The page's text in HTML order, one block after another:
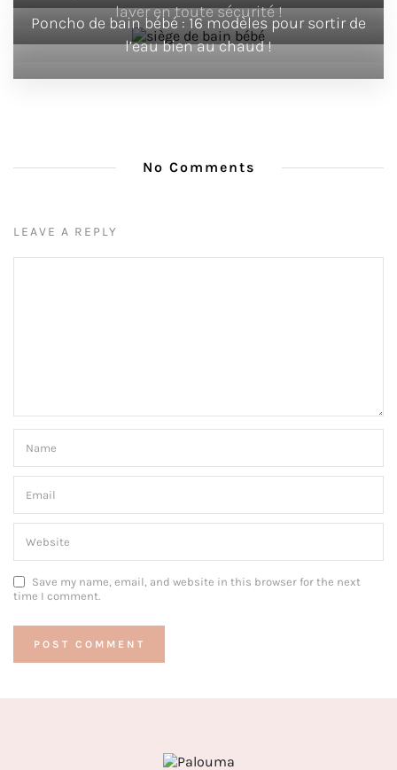
laver en toute sécurité !
Poncho de bain bébé : 16 modèles pour sortir de
l’eau bien au chaud !
No Comments
LEAVE A REPLY
Save my name, email, and website in this browser for the next
time I comment.